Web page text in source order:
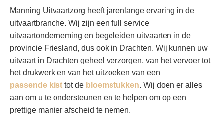
Manning Uitvaartzorg heeft jarenlange ervaring in de
uitvaartbranche. Wij zijn een full service
uitvaartonderneming en begeleiden uitvaarten in de
provincie Friesland, dus ook in Drachten. Wij kunnen uw
uitvaart in Drachten geheel verzorgen, van het vervoer tot
het drukwerk en van het uitzoeken van een
passende kist tot de bloemstukken. Wij doen er alles
aan om u te ondersteunen en te helpen om op een
prettige manier afscheid te nemen.